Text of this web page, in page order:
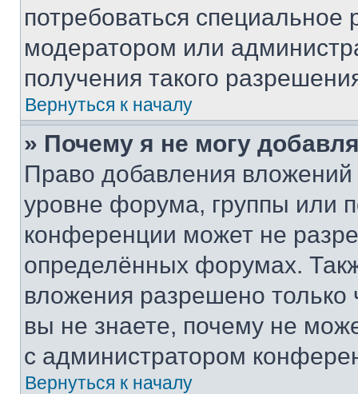
потребоваться
модератором или
получения такого
Вернуться к началу
» Почему я не могу
Право добавления
уровне форума, группы или
конференции может не
определённых форумах.
вложения разрешено
вы не знаете, почему не
с администратором
Вернуться к началу